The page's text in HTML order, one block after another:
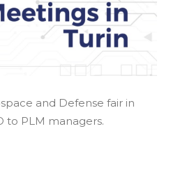
and Defense fair in
to PLM managers.